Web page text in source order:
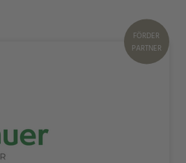
FÖRDER
PARTNER